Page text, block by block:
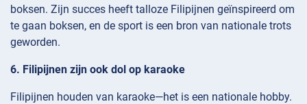
boksen. Zijn succes heeft talloze Filipijnen geïnspireerd om
te gaan boksen, en de sport is een bron van nationale trots
geworden.
6. Filipijnen zijn ook dol op karaoke
Filipijnen houden van karaoke—het is een nationale hobby.